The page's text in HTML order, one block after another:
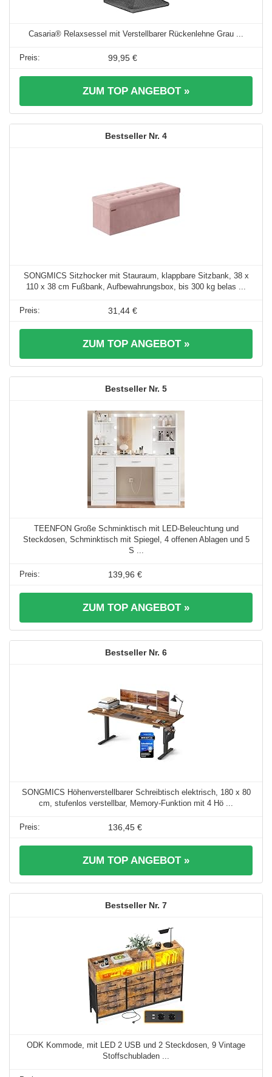
Casaria® Relaxsessel mit Verstellbarer Rückenlehne Grau ...
99,95 €
ZUM TOP ANGEBOT »
4
SONGMICS Sitzhocker mit Stauraum, klappbare Sitzbank, 38 x
110 x 38 cm Fußbank, Aufbewahrungsbox, bis 300 kg belas ...
31,44 €
ZUM TOP ANGEBOT »
5
TEENFON Große Schminktisch mit LED-Beleuchtung und
Steckdosen, Schminktisch mit Spiegel, 4 offenen Ablagen und 5
S ...
139,96 €
ZUM TOP ANGEBOT »
6
SONGMICS Höhenverstellbarer Schreibtisch elektrisch, 180 x 80
cm, stufenlos verstellbar, Memory-Funktion mit 4 Hö ...
136,45 €
ZUM TOP ANGEBOT »
7
ODK Kommode, mit LED 2 USB und 2 Steckdosen, 9 Vintage
Stoffschubladen ...